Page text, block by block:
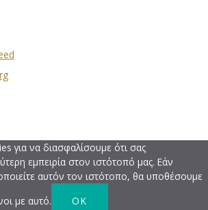
για να διασφαλίσουμε ότι σας
εμπειρία στον ιστότοπό μας. Εάν
αυτόν τον ιστότοπο, θα υποθέσουμε
με αυτό.
OK